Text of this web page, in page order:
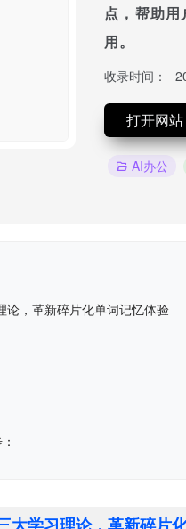
点，帮助
用。
收录时间：
打开网站
AI办公
论，革新碎片化单词记忆体验